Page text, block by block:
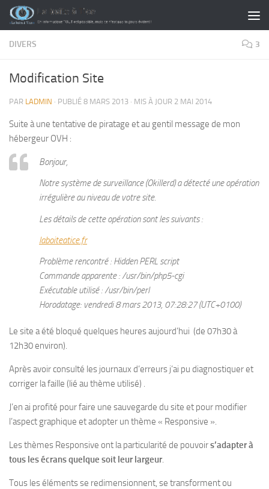
Skip to content
DIVERS 3
Modification Site
PAR LADMIN · PUBLIÉ 8 MARS 2013 · MIS À JOUR 2 MAI 2014
Suite à une tentative de piratage et au gentil message de mon
hébergeur OVH :
Bonjour,
Notre système de surveillance (Okillerd) a détecté une opération
irrégulière au niveau de votre site.
Les détails de cette opération sont les suivants :
laboiteatice.fr
Problème rencontré : Hidden PERL script
Commande apparente : /usr/bin/php5-cgi
Exécutable utilisé : /usr/bin/perl
Horodatage: vendredi 8 mars 2013, 07:28:27 (UTC+0100)
Le site a été bloqué quelques heures aujourd’hui (de 07h30 à
12h30 environ).
Après avoir consulté les journaux d’erreurs j’ai pu diagnostiquer et
corriger la faille (lié au thème utilisé) .
J’en ai profité pour faire une sauvegarde du site et pour modifier
l’aspect graphique et adopter un thème « Responsive ».
Les thèmes Responsive ont la particularité de pouvoirs’adapter à
tous les écrans quelque soit leur largeur.
Tous les éléments se redimensionnent, se transforment ou